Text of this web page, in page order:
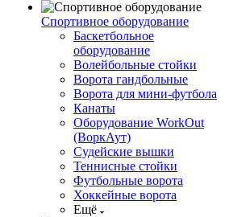
Спортивное оборудование
Баскетбольное
оборудование
Волейбольные стойки
Ворота гандбольные
Ворота для мини-футбола
Канаты
Оборудование WorkOut
(ВоркАут)
Судейские вышки
Теннисные стойки
Футбольные ворота
Хоккейные ворота
Ещё